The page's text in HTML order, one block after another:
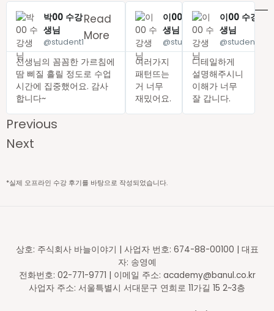
수강 후기
박00 수강
생님
@student1
Read
More
선생님의 꼼꼼한 가르침에
땀 삐질 흘릴 정도로 수업
시간에 집중했어요. 감사
합니다~
이00 수강
생님
@student2
Read
More
여러가지
패턴뜨는
거 너무
재밌어요.
이00 수강
생님
@student3
디테일하게
설명해주시니
이해가 너무
잘 갑니다.
Previous
Next
*실제 오프라인 수강 후기를 바탕으로 작성되었습니다.
상호: 주식회사 바늘이야기 | 사업자 번호: 674-88-00100 | 대표
자: 송영예
전화번호: 02-771-9771 | 이메일 주소: academy@banul.co.kr
사업자 주소: 서울특별시 서대문구 연희로 11가길 15 2~3층